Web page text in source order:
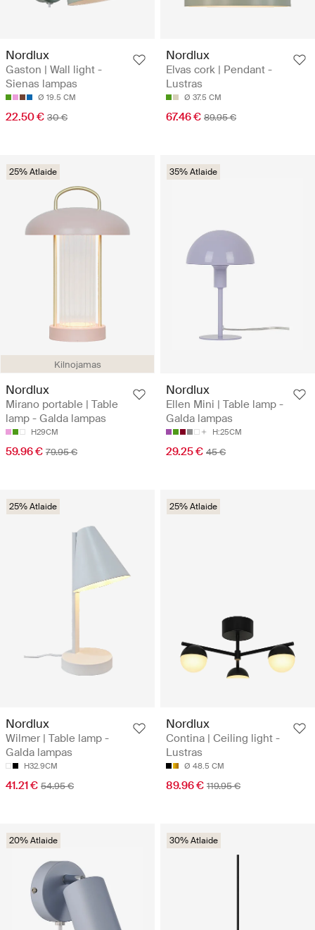
Nordlux
Gaston | Wall light -
Sienas lampas
Ø 19.5 CM
22.50 € 30 €
Nordlux
Elvas cork | Pendant -
Lustras
Ø 37.5 CM
67.46 € 89.95 €
Kilnojamas
25% Atlaide
Nordlux
Mirano portable | Table
lamp - Galda lampas
H29CM
59.96 € 79.95 €
35% Atlaide
Nordlux
Ellen Mini | Table lamp -
Galda lampas
H:25CM
29.25 € 45 €
25% Atlaide
Nordlux
Wilmer | Table lamp -
Galda lampas
H32.9CM
41.21 € 54.95 €
25% Atlaide
Nordlux
Contina | Ceiling light -
Lustras
Ø 48.5 CM
89.96 € 119.95 €
20% Atlaide 30% Atlaide